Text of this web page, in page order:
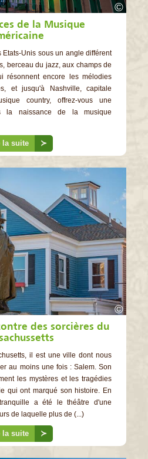
©
de la Musique
Etats-Unis sous un angle différent
berceau du jazz, aux champs de
résonnent encore les mélodies
et jusqu'à Nashville, capitale
country, offrez-vous une
la naissance de la musique
la suite ≻
©
des sorcières du
il est une ville dont nous
au moins une fois : Salem. Son
les mystères et les tragédies
qui ont marqué son histoire. En
a été le théâtre d'une
de laquelle plus de (...)
la suite ≻